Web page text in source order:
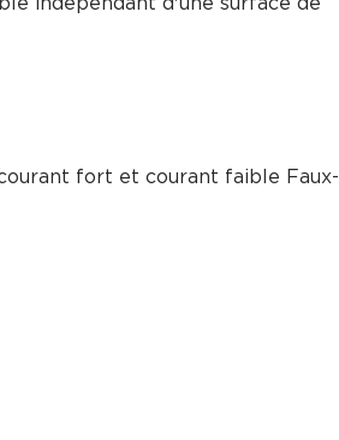
indépendant d'une surface de
fort et courant faible Faux-